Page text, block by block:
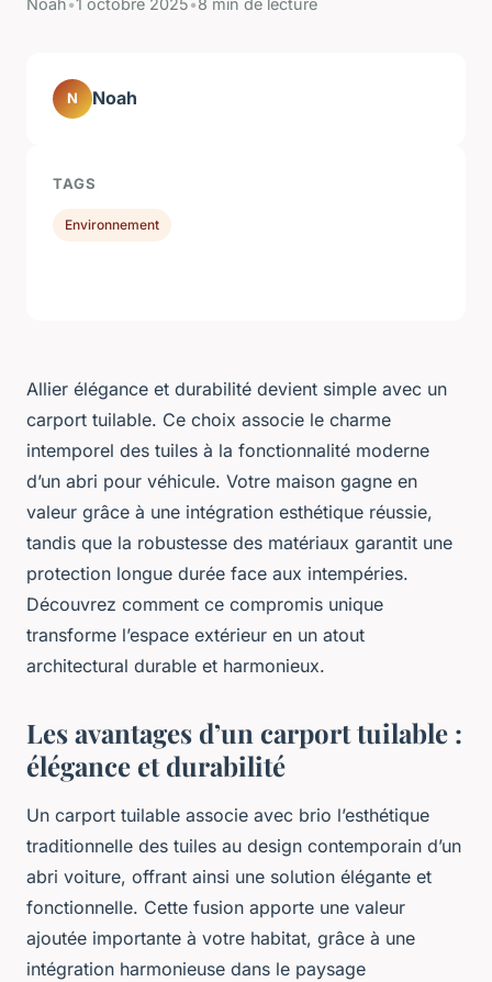
Allier élégance et durabilité devient simple avec un
carport tuilable. Ce choix associe le charme
intemporel des tuiles à la fonctionnalité moderne
d’un abri pour véhicule. Votre maison gagne en
valeur grâce à une intégration esthétique réussie,
tandis que la robustesse des matériaux garantit une
protection longue durée face aux intempéries.
Découvrez comment ce compromis unique
transforme l’espace extérieur en un atout
architectural durable et harmonieux.
Les avantages d’un carport tuilable :
élégance et durabilité
Un carport tuilable associe avec brio l’esthétique
traditionnelle des tuiles au design contemporain d’un
abri voiture, offrant ainsi une solution élégante et
fonctionnelle. Cette fusion apporte une valeur
ajoutée importante à votre habitat, grâce à une
intégration harmonieuse dans le paysage
N Noah
TAGS
Environnement